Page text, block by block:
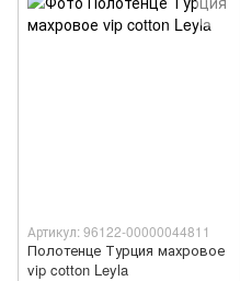
Артикул: 96122-00000044811
Полотенце Турция махровое
vip cotton Leyla